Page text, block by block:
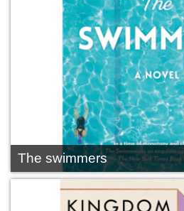
The swimmers